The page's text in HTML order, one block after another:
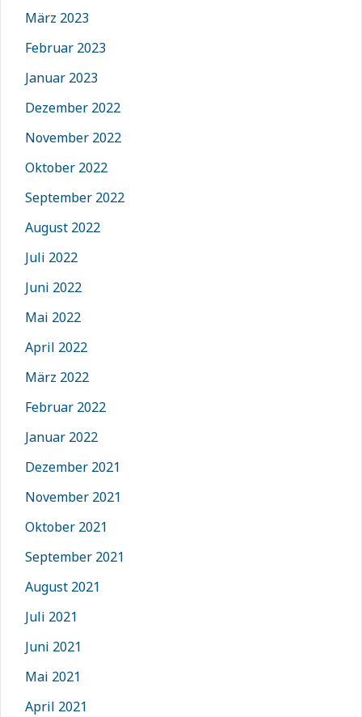
März 2023
Februar 2023
Januar 2023
Dezember 2022
November 2022
Oktober 2022
September 2022
August 2022
Juli 2022
Juni 2022
Mai 2022
April 2022
März 2022
Februar 2022
Januar 2022
Dezember 2021
November 2021
Oktober 2021
September 2021
August 2021
Juli 2021
Juni 2021
Mai 2021
April 2021